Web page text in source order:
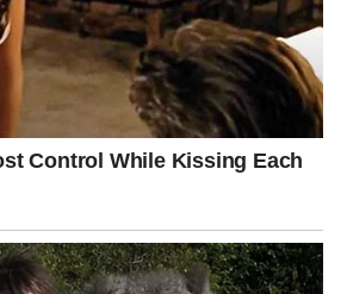
da nisu same. Ponedeljak donosi
– emotivno, poslovno ili duhovno.
im je najviše falilo: nadu koja
koje su skoro zaboravile.